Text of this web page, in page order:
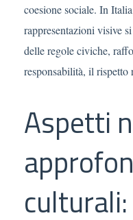
coesione sociale. In
rappresentazioni visive
delle regole civiche,
responsabilità, il rispetto
Aspetti